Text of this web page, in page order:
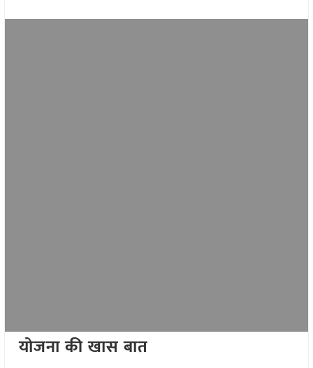
योजना की खास बात